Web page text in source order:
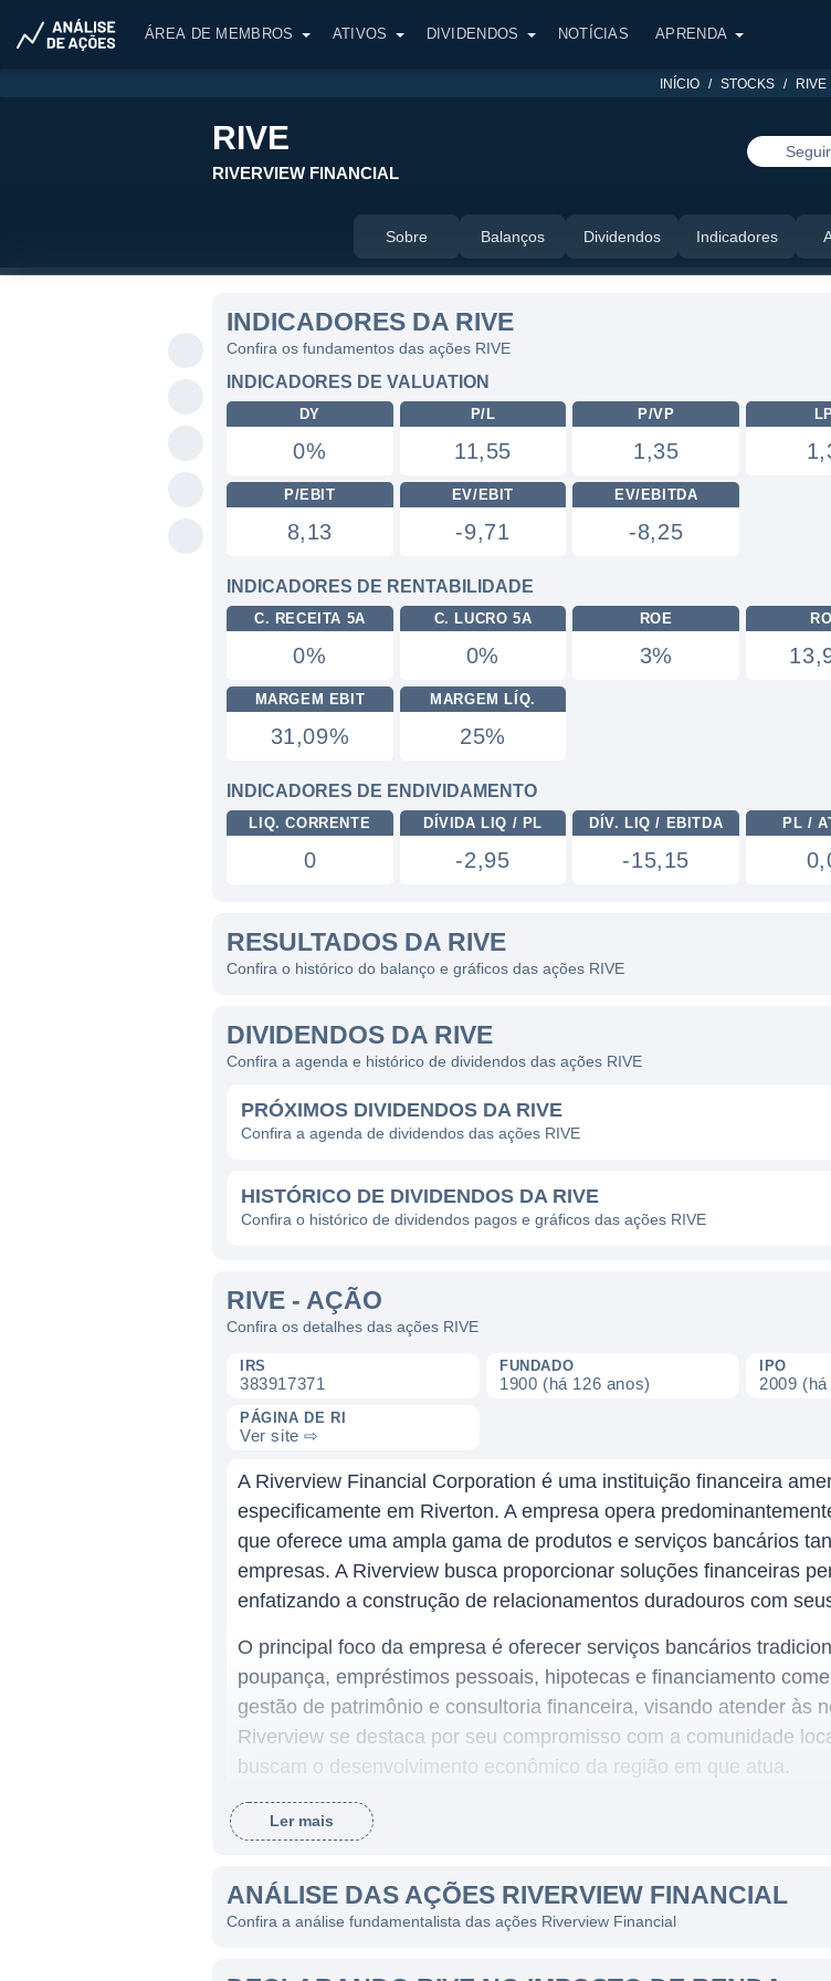
ÁREA DE MEMBROS ATIVOS DIVIDENDOS NOTÍCIAS APRENDA
INÍCIO STOCKS RIVE
RIVE
RIVERVIEW FINANCIAL
Seguir
Sobre Balanços Dividendos Indicadores
INDICADORES DA RIVE
Confira os fundamentos das ações RIVE
INDICADORES DE VALUATION
DY
0%
P/L
11,55
P/VP
1,35
P/EBIT
8,13
EV/EBIT
-9,71
EV/EBITDA
-8,25
INDICADORES DE RENTABILIDADE
C. RECEITA 5A
0%
C. LUCRO 5A
0%
ROE
3%
MARGEM EBIT
31,09%
MARGEM LÍQ.
25%
INDICADORES DE ENDIVIDAMENTO
LIQ. CORRENTE
0
DÍVIDA LIQ / PL
-2,95
DÍV. LIQ / EBITDA
-15,15
PL /
RESULTADOS DA RIVE
Confira o histórico do balanço e gráficos das ações RIVE
DIVIDENDOS DA RIVE
Confira a agenda e histórico de dividendos das ações RIVE
PRÓXIMOS DIVIDENDOS DA RIVE
Confira a agenda de dividendos das ações RIVE
HISTÓRICO DE DIVIDENDOS DA RIVE
Confira o histórico de dividendos pagos e gráficos das ações RIVE
RIVE - AÇÃO
Confira os detalhes das ações RIVE
IRS
383917371
FUNDADO
1900 (há 126 anos)
IPO
2009
PÁGINA DE RI
Ver site ⇨
A Riverview Financial Corporation é uma instituição financeira
especificamente em Riverton. A empresa opera
que oferece uma ampla gama de produtos e serviços bancários
empresas. A Riverview busca proporcionar soluções financeiras
enfatizando a construção de relacionamentos duradouros com
O principal foco da empresa é oferecer serviços bancários
poupança, empréstimos pessoais, hipotecas e financiamento
gestão de patrimônio e consultoria financeira, visando atender às
Riverview se destaca por seu compromisso com a comunidade
buscam o desenvolvimento econômico da região em que atua.
ATUAÇÃO DA RIVERVIEW FINANCIAL
A Riverview Financial opera primariamente na região da
Susquehanna e áreas circunvizinhas. Sua abordagem comunitária
locais e no fornecimento de acesso a serviços financeiros que
Ler mais
ANÁLISE DAS AÇÕES RIVERVIEW FINANCIAL
Confira a análise fundamentalista das ações Riverview Financial